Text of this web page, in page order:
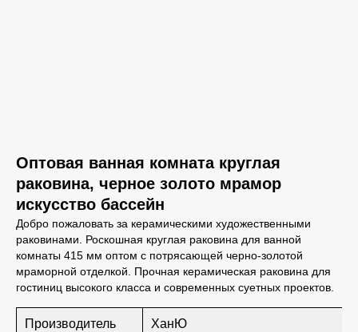
Оптовая ванная комната круглая
раковина, черное золото мрамор
искусство бассейн
Добро пожаловать за керамическими художественными
раковинами. Роскошная круглая раковина для ванной
комнаты 415 мм оптом с потрясающей черно-золотой
мраморной отделкой. Прочная керамическая раковина для
гостиниц высокого класса и современных суетных проектов.
Производитель ХанЮ